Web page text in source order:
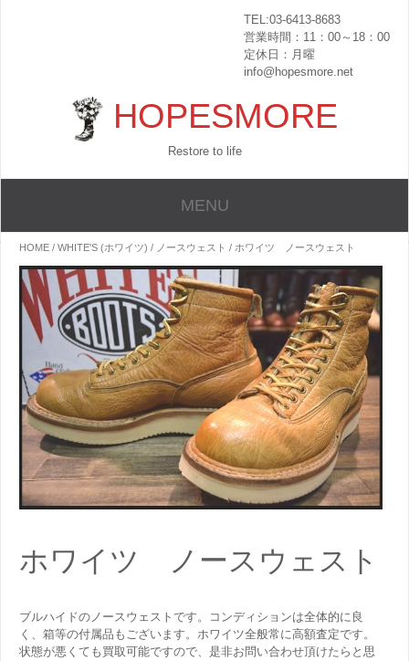
TEL:03-6413-8683
営業時間：11：00～18：00
定休日：月曜
info@hopesmore.net
HOPESMORE
Restore to life
MENU
HOME / WHITE'S (ホワイツ) / ノースウェスト / ホワイツ ノースウェスト
ホワイツ ノースウェスト
ブルハイドのノースウェストです。コンディションは全体的に良
く、箱等の付属品もございます。ホワイツ全般常に高額査定です。
状態が悪くても買取可能ですので、是非お問い合わせ頂けたらと思